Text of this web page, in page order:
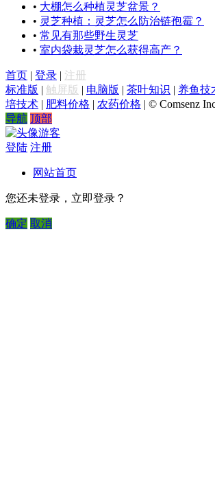
• 大棚怎么种植灵芝盆景？
• 灵芝种植：灵芝怎么防治链孢霉？
• 常见有那些野生灵芝
• 室内袋栽灵芝怎么获得高产？
首页 | 登录 | 注册
标准版 | 触屏版 | 电脑版 | 茶叶知识 | 养鱼技
培技术 | 肥料价格 | 农药价格 | © Comsenz
导航 顶部
游客
登陆 注册
网站首页
您还未登录，立即登录？
确定 取消